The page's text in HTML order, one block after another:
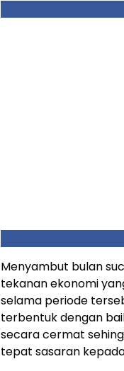
Menyambut bulan
tekanan ekonomi
selama periode
terbentuk dengan
secara cermat
tepat sasaran